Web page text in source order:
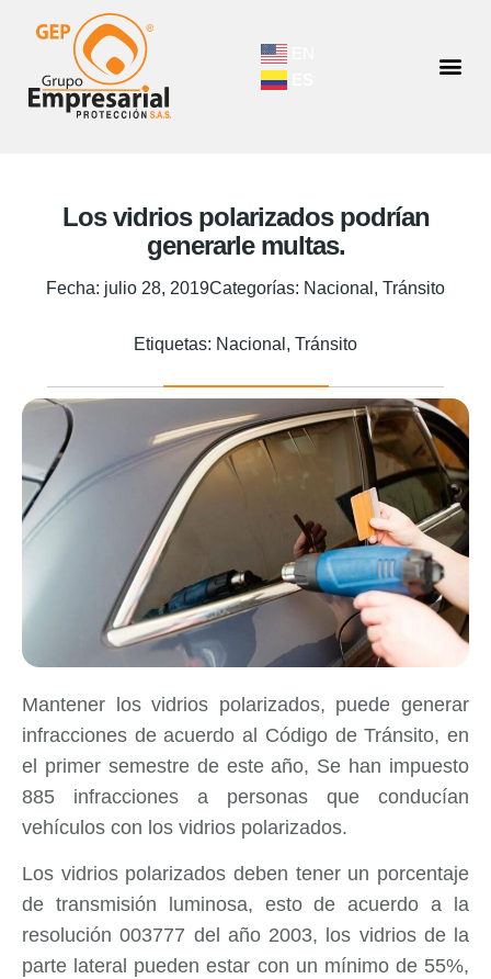
Los vidrios polarizados podrían
generarle multas.
Fecha: julio 28, 2019Categorías: Nacional , Tránsito
Etiquetas: Nacional , Tránsito
Mantener los vidrios polarizados, puede generar
infracciones de acuerdo al Código de Tránsito, en
el primer semestre de este año, Se han impuesto
885 infracciones a personas que conducían
vehículos con los vidrios polarizados.
Los vidrios polarizados deben tener un porcentaje
de transmisión luminosa, esto de acuerdo a la
resolución 003777 del año 2003, los vidrios de la
parte lateral pueden estar con un mínimo de 55%,